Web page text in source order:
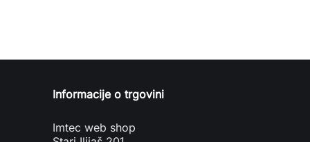
Informacije o trgovini
Imtec web shop